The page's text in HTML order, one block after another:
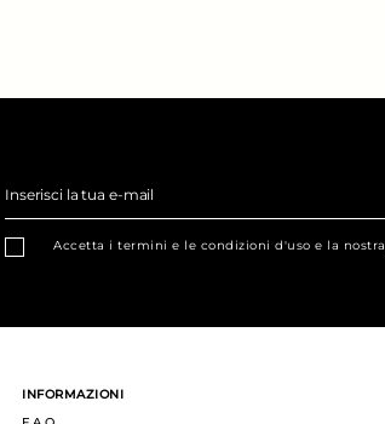
Inserisci la tua e-mail
Accetta i termini e le condizioni d'uso e la nostra
INFORMAZIONI